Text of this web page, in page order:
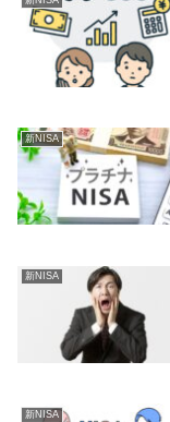
新NISA
新NISA
新NISA